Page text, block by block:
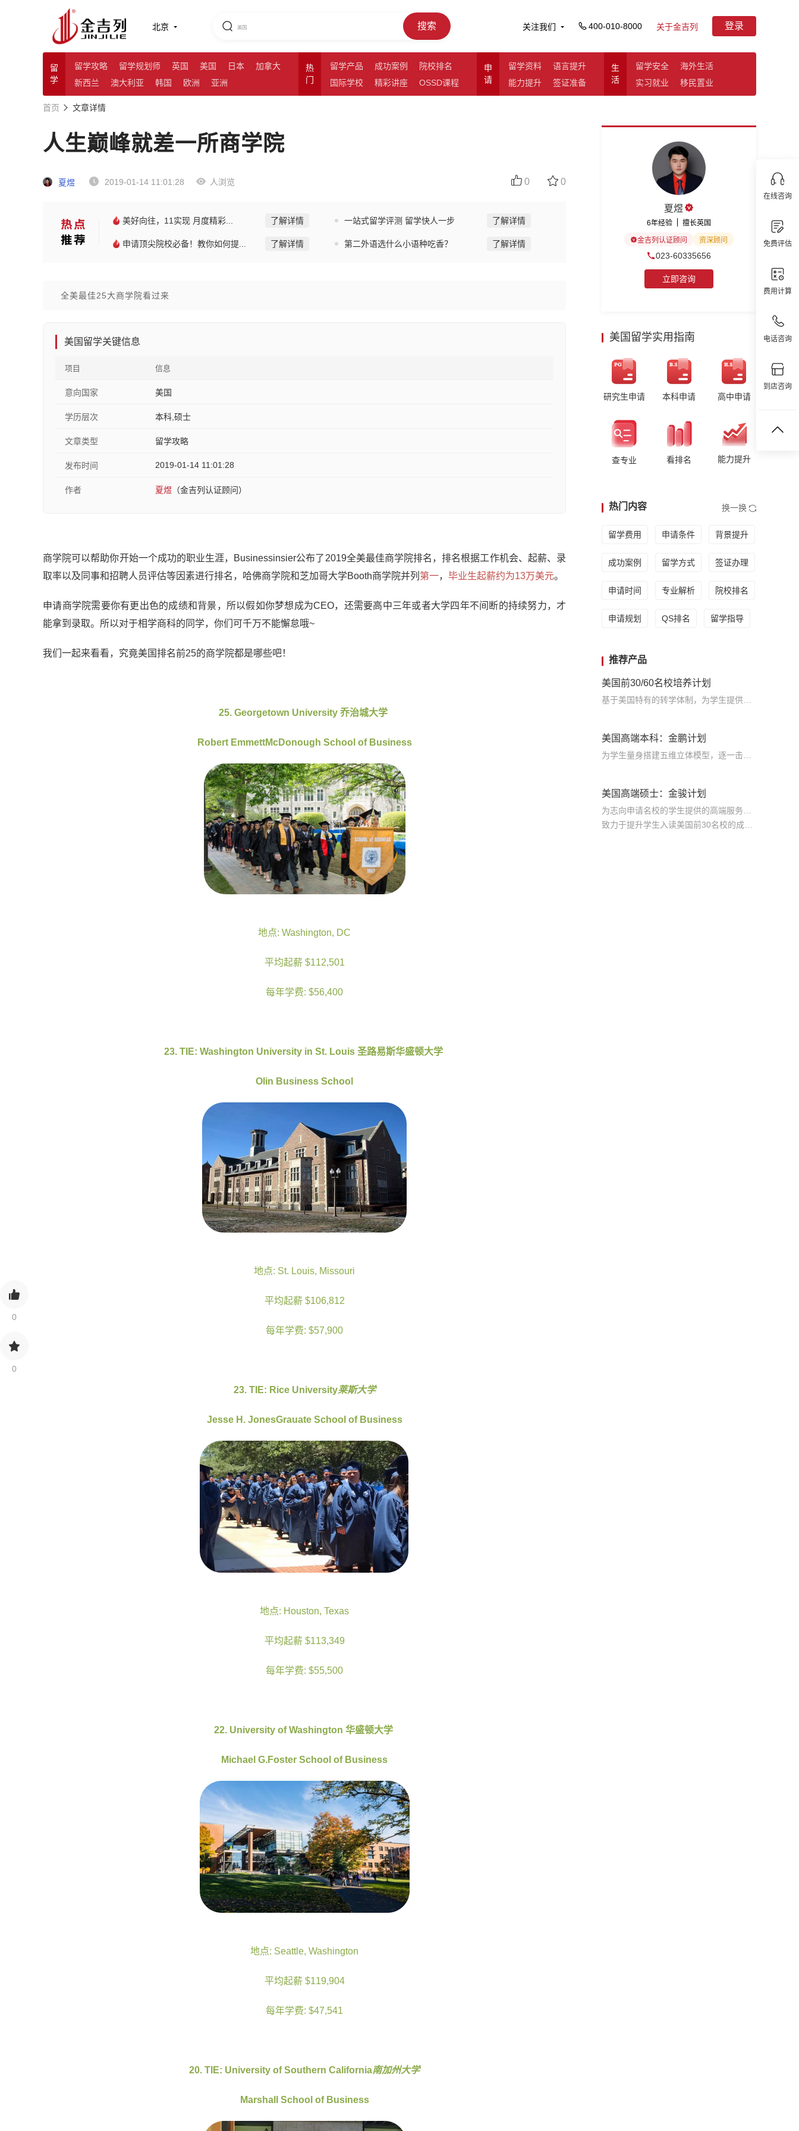
北京 搜索 关注我们 400-010-8000 关于金吉列 登录
留
学
留学攻略 留学规划师 英国 美国 日本
加拿大
新西兰
澳大利亚 韩国 欧洲 亚洲
热
门
留学产品 成功案例
院校排名
国际学校
精彩讲座 OSSD课程
申
请
留学资料
语言提升
能力提升
签证准备
生
活
留学安全
海外生活
实习就业
移民置业
在线咨询
免费评估
费用计算
电话咨询
到店咨询
0
0
首页 文章详情
人生巅峰就差一所商学院
夏煜 2019-01-14 11:01:28 人浏览 0 0
美好向往，11实现 月度精彩... 了解详情 一站式留学评测 留学快人一步 了解详情
申请顶尖院校必备！教你如何提... 了解详情 第二外语选什么小语种吃香？ 了解详情
全美最佳25大商学院看过来
美国留学关键信息
项目 信息
意向国家 美国
学历层次 本科,硕士
文章类型 留学攻略
发布时间 2019-01-14 11:01:28
作者 夏煜 （金吉列认证顾问）
商学院可以帮助你开始一个成功的职业生涯，Businessinsier公布了2019全美最佳商学院排名，排名根据工作机会、起薪、录
取率以及同事和招聘人员评估等因素进行排名， 哈佛商学院和芝加哥大学Booth商学院并列 第一， 毕业生起薪约为13万美元。
申请商学院需要你有更出色的成绩和背景，所以假如你梦想成为CEO，还需要高中三年或者大学四年不间断的持续努力，才
能拿到录取。所以对于相学商科的同学，你们可千万不能懈怠哦~
我们一起来看看，究竟美国排名前25的商学院都是哪些吧！
25. Georgetown University 乔治城大学
Robert EmmettMcDonough School of Business
地点: Washington, DC
平均起薪 $112,501
每年学费: $56,400
23. TIE: Washington University in St. Louis 圣路易斯华盛顿大学
Olin Business School
地点: St. Louis, Missouri
平均起薪 $106,812
每年学费: $57,900
23. TIE: Rice University莱斯大学
Jesse H. JonesGrauate School of Business
地点: Houston, Texas
平均起薪 $113,349
每年学费: $55,500
22. University of Washington 华盛顿大学
Michael G.Foster School of Business
地点: Seattle, Washington
平均起薪 $119,904
每年学费: $47,541
20. TIE: University of Southern California南加州大学
Marshall School of Business
夏煜
6年经验 擅长英国
金吉列认证顾问 资深顾问
023-60335656
立即咨询
美国留学实用指南
研究生申请 本科申请 高中申请
查专业 看排名 能力提升
热门内容 换一换
留学费用 申请条件 背景提升
成功案例 留学方式 签证办理
申请时间 专业解析 院校排名
申请规划 QS排名 留学指导
推荐产品
美国前30/60名校培养计划
美国高端本科：金鹏计划
美国高端硕士：金骏计划